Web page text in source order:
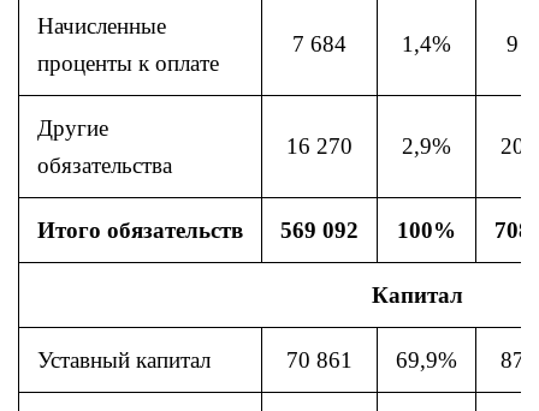
Начисленные
проценты к оплате
7 684 1,4% 9
Другие
обязательства
16 270 2,9% 20
Итого обязательств 569 092 100% 708
Капитал
Уставный капитал 70 861 69,9% 87